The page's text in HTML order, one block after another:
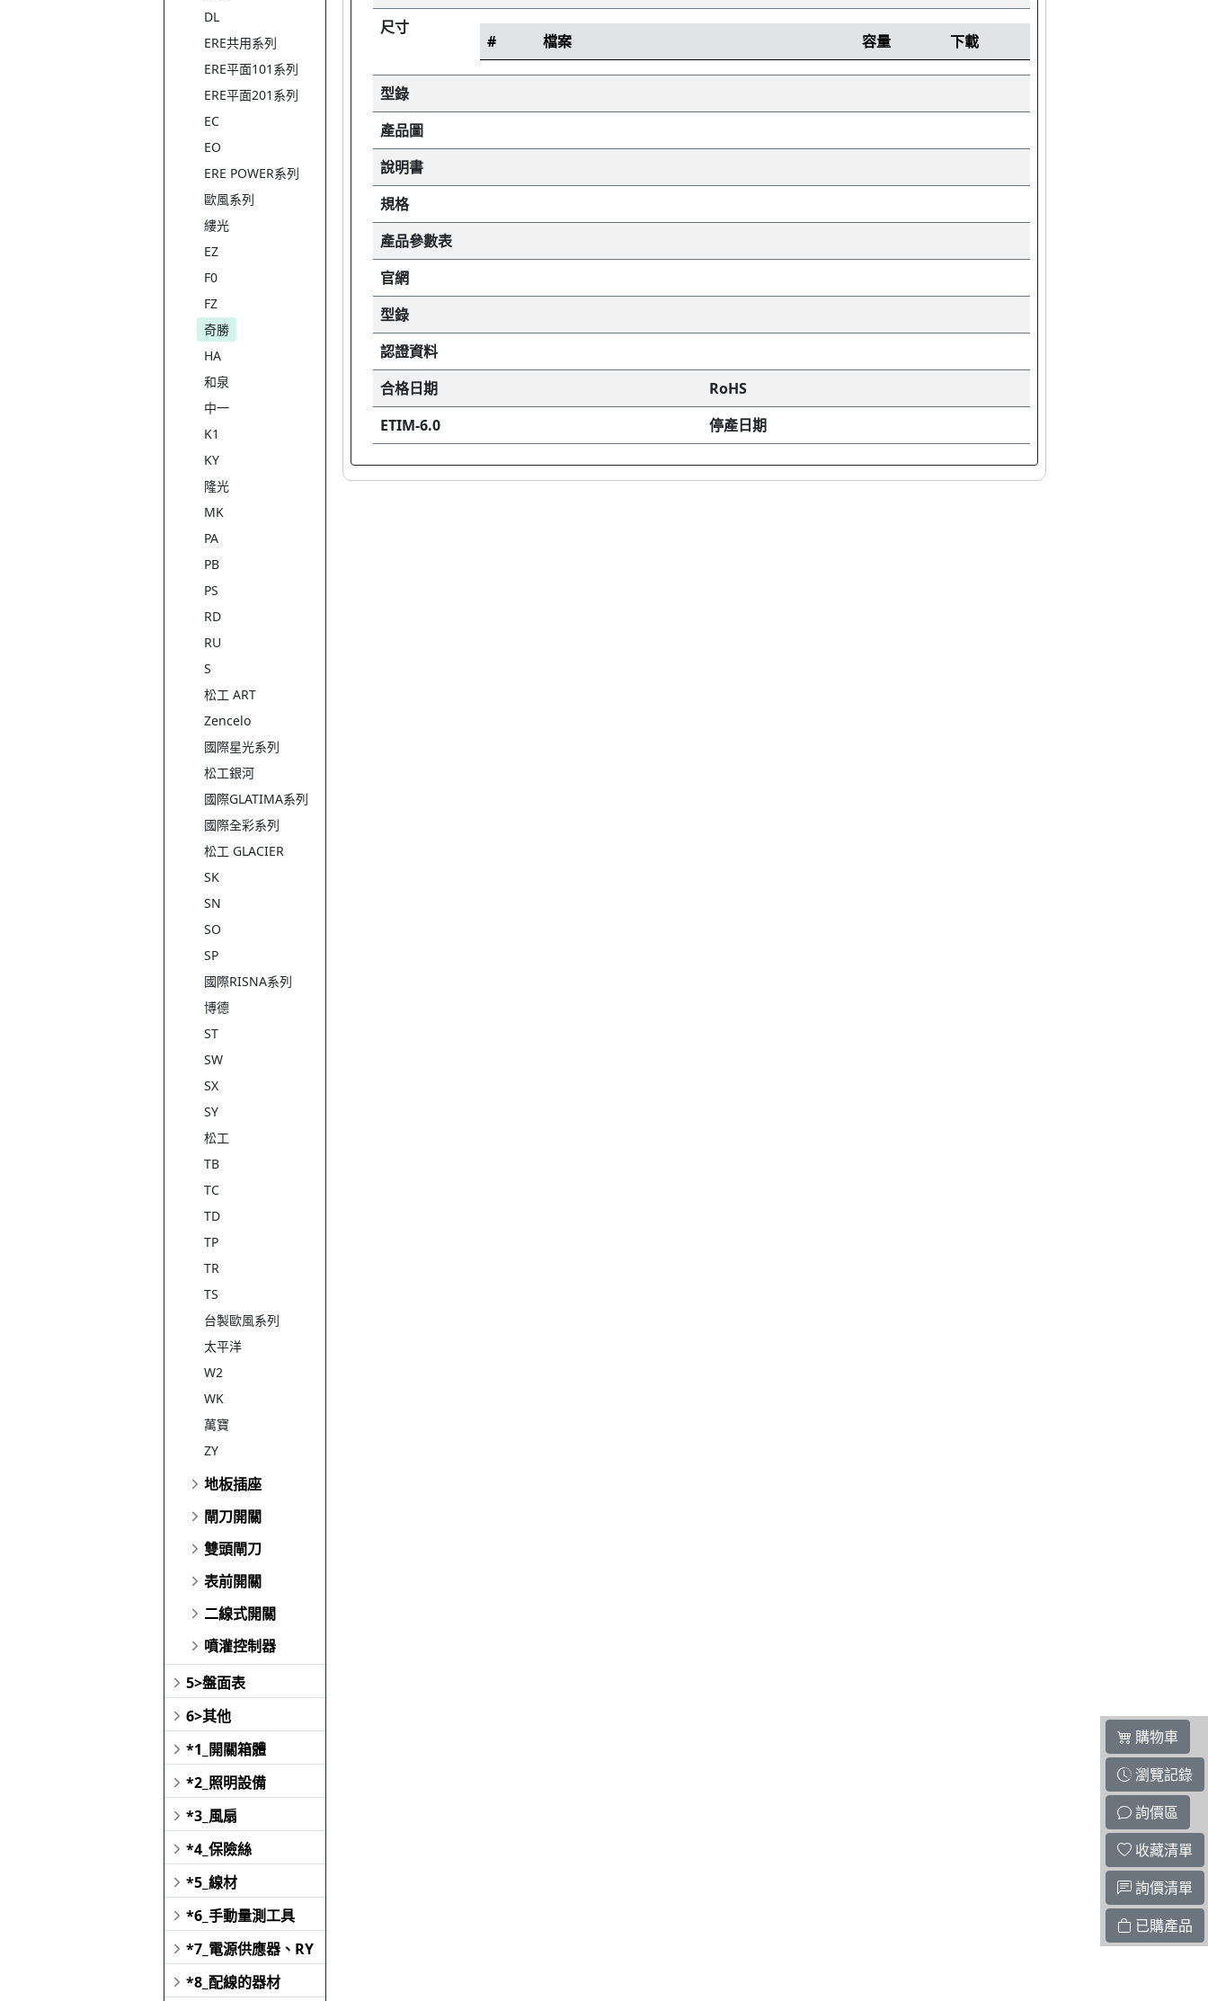
DL
ERE共用系列
ERE平面101系列
ERE平面201系列
EC
EO
ERE POWER系列
歐風系列
縷光
EZ
F0
FZ
奇勝
HA
和泉
中一
K1
KY
隆光
MK
PA
PB
PS
RD
RU
S
松工 ART
Zencelo
國際星光系列
松工銀河
國際GLATIMA系列
國際全彩系列
松工 GLACIER
SK
SN
SO
SP
國際RISNA系列
博德
ST
SW
SX
SY
松工
TB
TC
TD
TP
TR
TS
台製歐風系列
太平洋
W2
WK
萬寶
ZY
地板插座
閘刀開關
雙頭閘刀
表前開關
二線式開關
噴灌控制器
5>盤面表
6>其他
*1_開關箱體
*2_照明設備
*3_風扇
*4_保險絲
*5_線材
*6_手動量測工具
*7_電源供應器、RY
*8_配線的器材
尺寸
# 檔案 容量 下載
型錄
產品圖
說明書
規格
產品參數表
官網
型錄
認證資料
合格日期
RoHS
ETIM-6.0
停產日期
購物車
瀏覽記錄
詢價區
收藏清單
詢價清單
已購產品